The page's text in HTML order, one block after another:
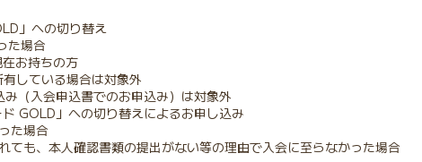
」への切り替え
た場合
お持ちの方
している場合は対象外
（入会申込書でのお申込み）は対象外
GOLD」への切り替えによるお申し込み
た場合
も、本人確認書類の提出がない等の理由で入会に至らなかった場合